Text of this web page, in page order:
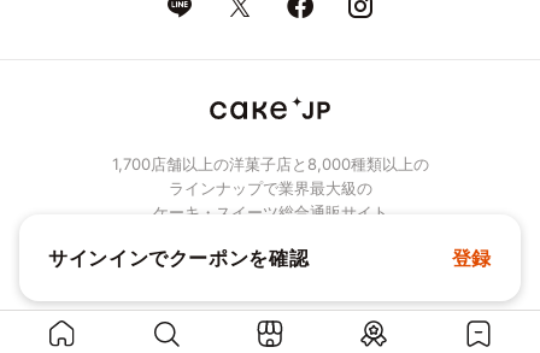
1,700店舗以上の洋菓子店と8,000種類以上の
ラインナップで業界最大級の
ケーキ・スイーツ総合通販サイト
© Cake.jp Co., Ltd.
サインインでクーポンを確認 登録